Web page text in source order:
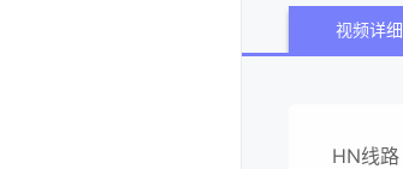
视频详细
HN线路